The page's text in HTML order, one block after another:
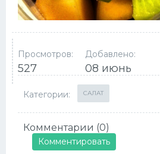
Просмотров:
527
Добавлено:
08 июнь
Категории: САЛАТ
Комментарии (0)
Комментировать